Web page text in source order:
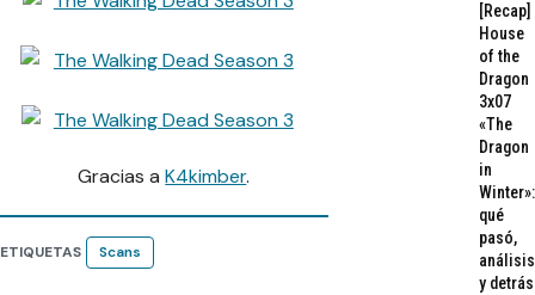
Gracias aK4kimber.
ETIQUETAS Scans
[Recap]
House
of the
Dragon
3x07
«The
Dragon
in
Winter»:
qué
pasó,
análisis
y detrás